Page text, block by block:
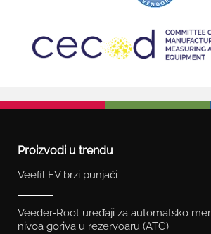
Proizvodi u trendu
Veefil EV brzi punjači
Veeder-Root uređaji za automatsko
nivoa goriva u rezervoaru (ATG)